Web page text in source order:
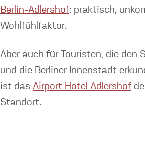
Berlin-Adlershof: praktisch,
Wohlfühlfaktor.
Aber auch für Touristen, die den
und die Berliner Innenstadt
ist das Airport Hotel Adlershof
Standort.